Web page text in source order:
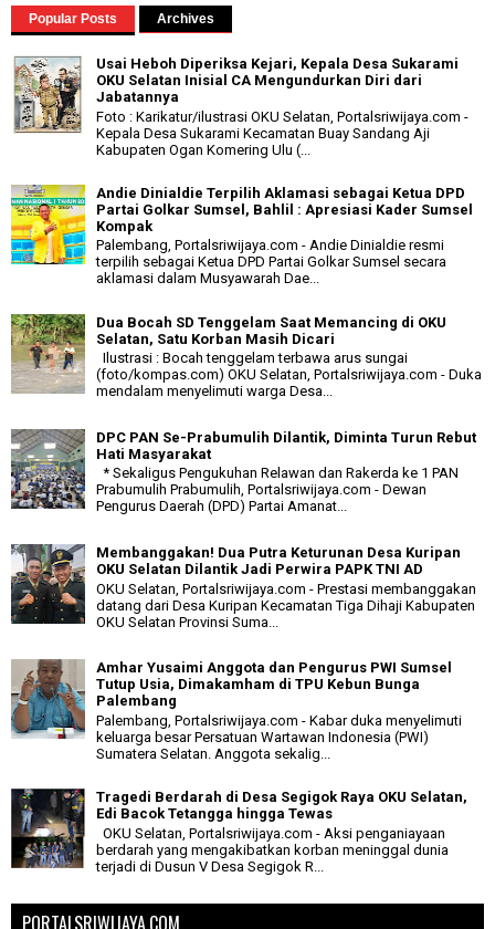
Popular Posts Archives
Usai Heboh Diperiksa Kejari, Kepala Desa Sukarami
OKU Selatan Inisial CA Mengundurkan Diri dari
Jabatannya
Foto : Karikatur/ilustrasi OKU Selatan, Portalsriwijaya.com -
Kepala Desa Sukarami Kecamatan Buay Sandang Aji
Kabupaten Ogan Komering Ulu (...
Andie Dinialdie Terpilih Aklamasi sebagai Ketua DPD
Partai Golkar Sumsel, Bahlil : Apresiasi Kader Sumsel
Kompak
Palembang, Portalsriwijaya.com - Andie Dinialdie resmi
terpilih sebagai Ketua DPD Partai Golkar Sumsel secara
aklamasi dalam Musyawarah Dae...
Dua Bocah SD Tenggelam Saat Memancing di OKU
Selatan, Satu Korban Masih Dicari
Ilustrasi : Bocah tenggelam terbawa arus sungai
(foto/kompas.com) OKU Selatan, Portalsriwijaya.com - Duka
mendalam menyelimuti warga Desa...
DPC PAN Se-Prabumulih Dilantik, Diminta Turun Rebut
Hati Masyarakat
* Sekaligus Pengukuhan Relawan dan Rakerda ke 1 PAN
Prabumulih Prabumulih, Portalsriwijaya.com - Dewan
Pengurus Daerah (DPD) Partai Amanat...
Membanggakan! Dua Putra Keturunan Desa Kuripan
OKU Selatan Dilantik Jadi Perwira PAPK TNI AD
OKU Selatan, Portalsriwijaya.com - Prestasi membanggakan
datang dari Desa Kuripan Kecamatan Tiga Dihaji Kabupaten
OKU Selatan Provinsi Suma...
Amhar Yusaimi Anggota dan Pengurus PWI Sumsel
Tutup Usia, Dimakamham di TPU Kebun Bunga
Palembang
Palembang, Portalsriwijaya.com - Kabar duka menyelimuti
keluarga besar Persatuan Wartawan Indonesia (PWI)
Sumatera Selatan. Anggota sekalig...
Tragedi Berdarah di Desa Segigok Raya OKU Selatan,
Edi Bacok Tetangga hingga Tewas
OKU Selatan, Portalsriwijaya.com - Aksi penganiayaan
berdarah yang mengakibatkan korban meninggal dunia
terjadi di Dusun V Desa Segigok R...
PORTALSRIWIJAYA.COM